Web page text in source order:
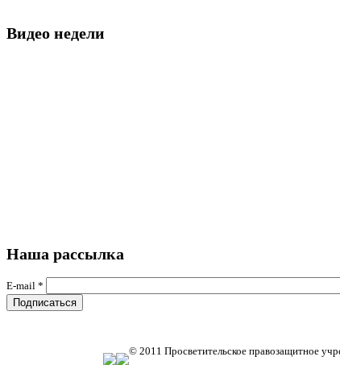
Видео недели
Наша рассылка
E-mail *
© 2011 Просветительское правозащитное